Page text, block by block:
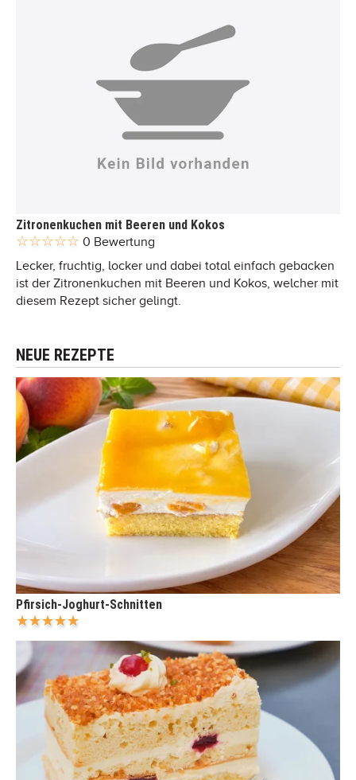
Zitronenkuchen mit Beeren und Kokos
0 Bewertung
Lecker, fruchtig, locker und dabei total einfach gebacken
ist der Zitronenkuchen mit Beeren und Kokos, welcher mit
diesem Rezept sicher gelingt.
NEUE REZEPTE
Pfirsich-Joghurt-Schnitten